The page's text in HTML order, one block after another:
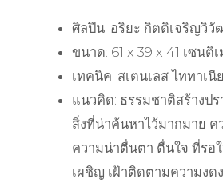
ศิลปิน: อริยะ กิตติเจริญวิวั
ขนาด: 61 x 39 x 41 เซนติ
เทคนิค: สเตนเลส ไททาเนี
แนวคิด: ธรรมชาติสร้างป
สิ่งที่น่าค้นหาไว้มากมาย ค
ความน่าตื่นตา ตื่นใจ ที่รอ
เผชิญ เฝ้าติดตามความงด